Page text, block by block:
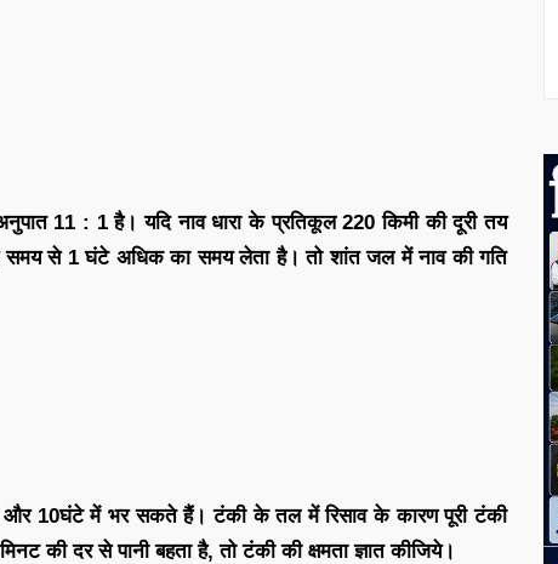
11 : 1 है। यदि नाव धारा के प्रतिकूल 220 किमी की दूरी तय
से 1 घंटे अधिक का समय लेता है। तो शांत जल में नाव की गति
10घंटे में भर सकते हैं। टंकी के तल में रिसाव के कारण पूरी टंकी
की दर से पानी बहता है, तो टंकी की क्षमता ज्ञात कीजिये।